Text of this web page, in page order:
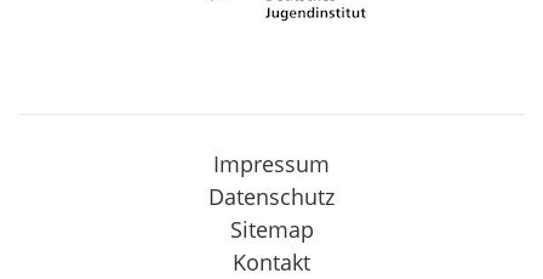
Impressum
Datenschutz
Sitemap
Kontakt